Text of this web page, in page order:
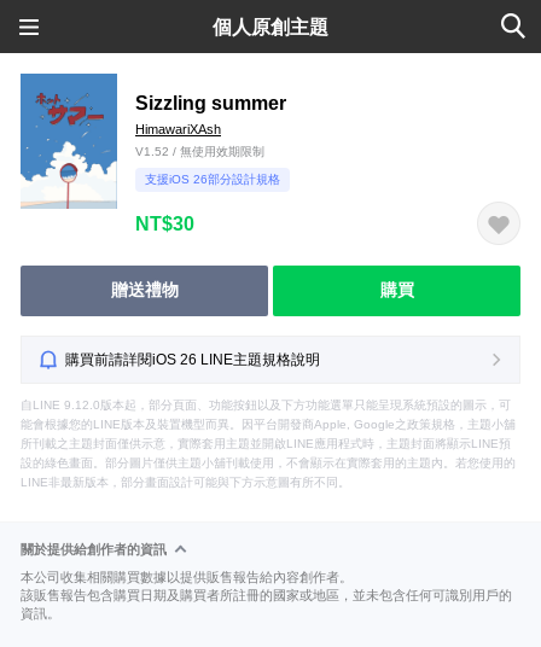
個人原創主題
Sizzling summer
HimawariXAsh
V1.52 / 無使用效期限制
支援iOS 26部分設計規格
NT$30
贈送禮物 購買
購買前請詳閱iOS 26 LINE主題規格說明
自LINE 9.12.0版本起，部分頁面、功能按鈕以及下方功能選單只能呈現系統預設的圖示，可
能會根據您的LINE版本及裝置機型而異。因平台開發商Apple, Google之政策規格，主題小舖
所刊載之主題封面僅供示意，實際套用主題並開啟LINE應用程式時，主題封面將顯示LINE預
設的綠色畫面。部分圖片僅供主題小舖刊載使用，不會顯示在實際套用的主題內。若您使用的
LINE非最新版本，部分畫面設計可能與下方示意圖有所不同。
關於提供給創作者的資訊
本公司收集相關購買數據以提供販售報告給內容創作者。
該販售報告包含購買日期及購買者所註冊的國家或地區，並未包含任何可識別用戶的
資訊。